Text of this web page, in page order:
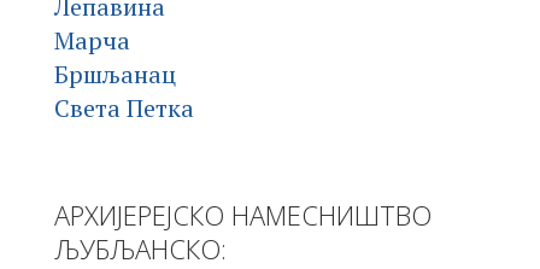
Марча
Бршљанац
Света Петка
АРХИЈЕРЕЈСКО НАМЕСНИШТВО
ЉУБЉАНСКО: